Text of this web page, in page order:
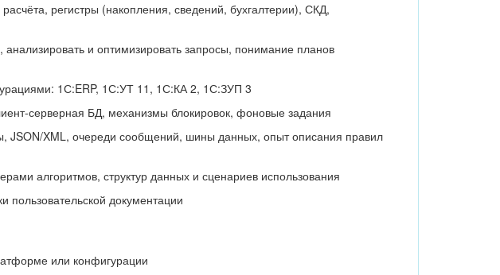
регистры (накопления, сведений, бухгалтерии), СКД,
и оптимизировать запросы, понимание планов
1С:ERP, 1С:УТ 11, 1С:КА 2, 1С:ЗУП 3
серверная БД, механизмы блокировок, фоновые задания
JSON/XML, очереди сообщений, шины данных, опыт описания правил
алгоритмов, структур данных и сценариев использования
пользовательской документации
или конфигурации